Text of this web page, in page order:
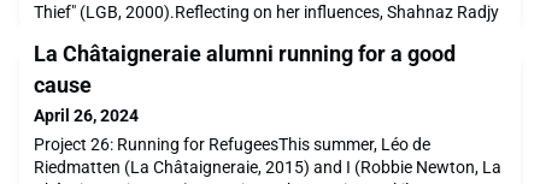
Thief" (LGB, 2000).Reflecting on her influences, Shahnaz Radjy
older brother, who introduced me to Dungeons & Dragons and
the world of fantasy, and going to Ecolint. Corny, but true. Both
La Châtaigneraie alumni running for a good
cause
April 26, 2024
Project 26: Running for RefugeesThis summer, Léo de
Riedmatten (La Châtaigneraie, 2015) and I (Robbie Newton, La